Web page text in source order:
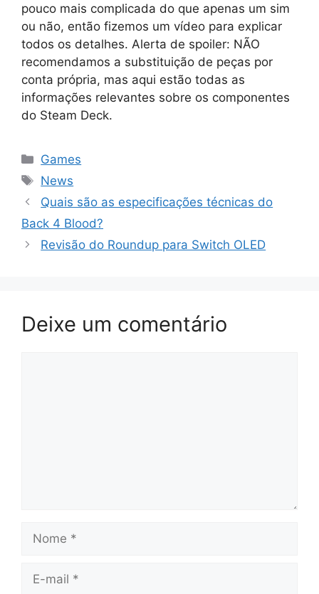
pouco mais complicada do que apenas um sim
ou não, então fizemos um vídeo para explicar
todos os detalhes. Alerta de spoiler: NÃO
recomendamos a substituição de peças por
conta própria, mas aqui estão todas as
informações relevantes sobre os componentes
do Steam Deck.
Categorias
Games
Tags
News
Quais são as especificações técnicas do
Back 4 Blood?
Revisão do Roundup para Switch OLED
Deixe um comentário
mail